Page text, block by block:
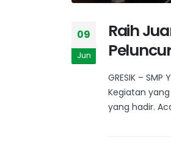
09
Jun
Raih
GRESIK –
Kegiatan
yang hadir.